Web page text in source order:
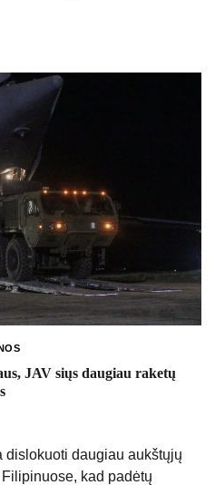
JAV siųs daugiau raketų
daugiau aukštųjų
kad padėtų